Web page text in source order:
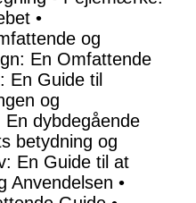
•
og
En Omfattende
En Guide til
og
En dybdegående
betydning og
En Guide til at
Anvendelsen •